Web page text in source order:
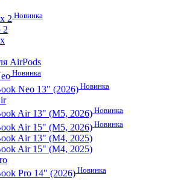
2 Новинка
2
AirPods
Новинка
Neo 13" (2026) Новинка
Air 13" (M5, 2026) Новинка
Air 15" (M5, 2026) Новинка
Air 13" (M4, 2025)
Air 15" (M4, 2025)
Pro 14" (2026) Новинка